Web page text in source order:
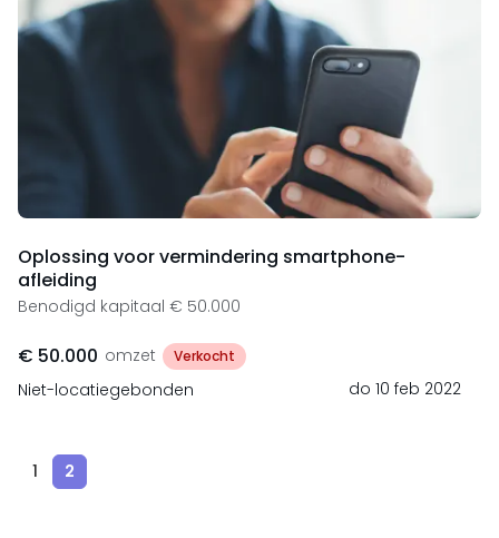
Oplossing voor vermindering smartphone-
afleiding
Benodigd kapitaal € 50.000
€ 50.000 omzet Verkocht
Niet-locatiegebonden do 10 feb 2022
1 2